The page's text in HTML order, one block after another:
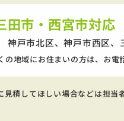
田市・西宮市対応
神戸市北区、神戸市西区、
の地域にお住まいの方は、お電
見積してほしい場合などは担